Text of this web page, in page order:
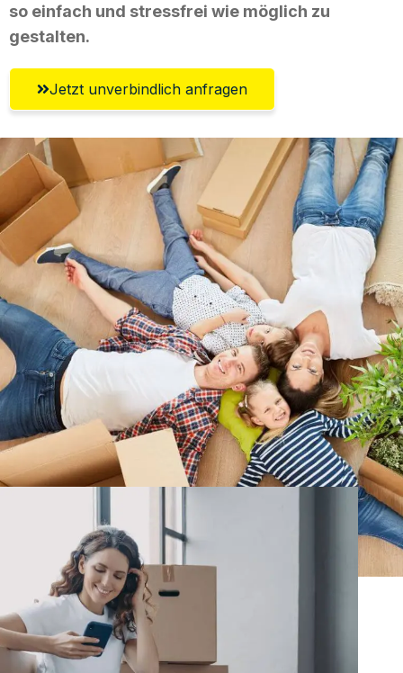
so einfach und stressfrei wie möglich zu
gestalten.
Jetzt unverbindlich anfragen